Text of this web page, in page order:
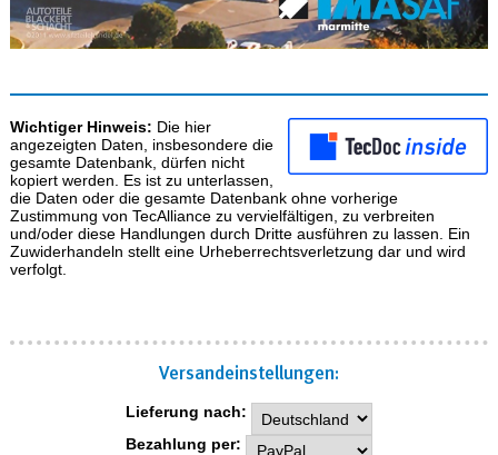
Wichtiger Hinweis: Die hier
angezeigten Daten, insbesondere die
gesamte Datenbank, dürfen nicht
kopiert werden. Es ist zu unterlassen,
die Daten oder die gesamte Datenbank ohne vorherige
Zustimmung von TecAlliance zu vervielfältigen, zu verbreiten
und/oder diese Handlungen durch Dritte ausführen zu lassen. Ein
Zuwiderhandeln stellt eine Urheberrechtsverletzung dar und wird
verfolgt.
Versand­einstellungen:
Lieferung nach:
Bezahlung per: